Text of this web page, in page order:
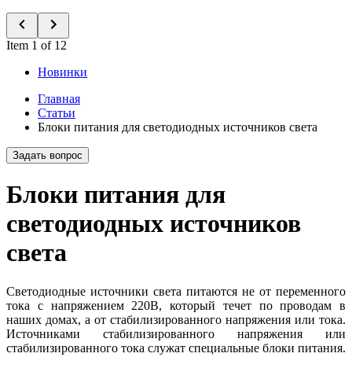
Item 1 of 12
Новинки
Главная
Статьи
Блоки питания для светодиодных источников света
Задать вопрос
Блоки питания для
светодиодных источников
света
Светодиодные источники света питаются не от переменного
тока с напряжением 220В, который течет по проводам в
наших домах, а от стабилизированного напряжения или тока.
Источниками стабилизированного напряжения или
стабилизированного тока служат специальные блоки питания.